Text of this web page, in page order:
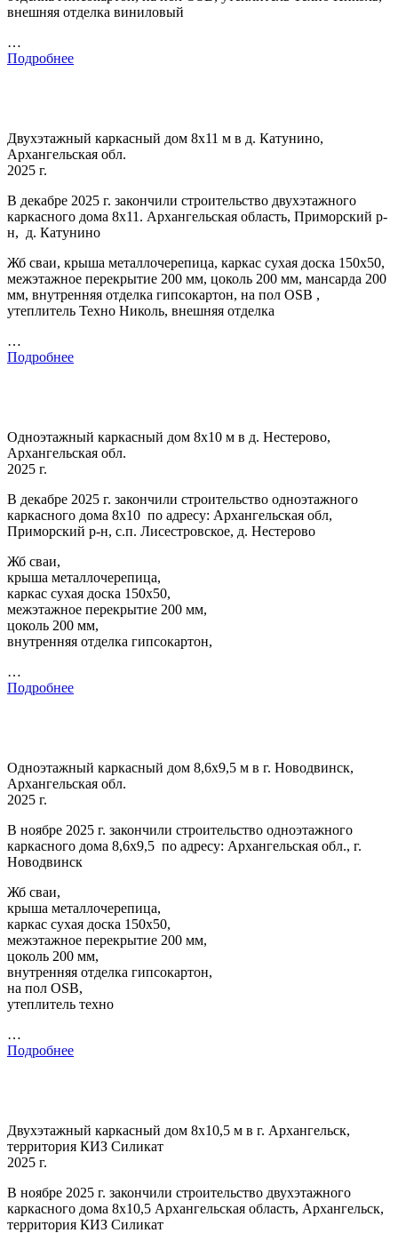
внешняя отделка виниловый
…
Подробнее
Двухэтажный каркасный дом 8х11 м в д. Катунино,
Архангельская обл.
2025 г.
В декабре 2025 г. закончили строительство двухэтажного
каркасного дома 8х11. Архангельская область, Приморский р-
н, д. Катунино
Жб сваи, крыша металлочерепица, каркас сухая доска 150х50,
межэтажное перекрытие 200 мм, цоколь 200 мм, мансарда 200
мм, внутренняя отделка гипсокартон, на пол OSB ,
утеплитель Техно Николь, внешняя отделка
…
Подробнее
Одноэтажный каркасный дом 8х10 м в д. Нестерово,
Архангельская обл.
2025 г.
В декабре 2025 г. закончили строительство одноэтажного
каркасного дома 8х10 по адресу: Архангельская обл,
Приморский р-н, с.п. Лисестровское, д. Нестерово
Жб сваи,
крыша металлочерепица,
каркас сухая доска 150х50,
межэтажное перекрытие 200 мм,
цоколь 200 мм,
внутренняя отделка гипсокартон,
…
Подробнее
Одноэтажный каркасный дом 8,6х9,5 м в г. Новодвинск,
Архангельская обл.
2025 г.
В ноябре 2025 г. закончили строительство одноэтажного
каркасного дома 8,6х9,5 по адресу: Архангельская обл., г.
Новодвинск
Жб сваи,
крыша металлочерепица,
каркас сухая доска 150х50,
межэтажное перекрытие 200 мм,
цоколь 200 мм,
внутренняя отделка гипсокартон,
на пол OSB,
утеплитель техно
…
Подробнее
Двухэтажный каркасный дом 8х10,5 м в г. Архангельск,
территория КИЗ Силикат
2025 г.
В ноябре 2025 г. закончили строительство двухэтажного
каркасного дома 8х10,5 Архангельская область, Архангельск,
территория КИЗ Силикат